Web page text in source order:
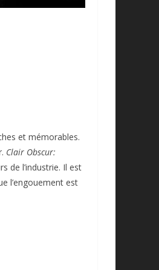
et mémorables.
Clair Obscur:
de l’industrie. Il est
l’engouement est